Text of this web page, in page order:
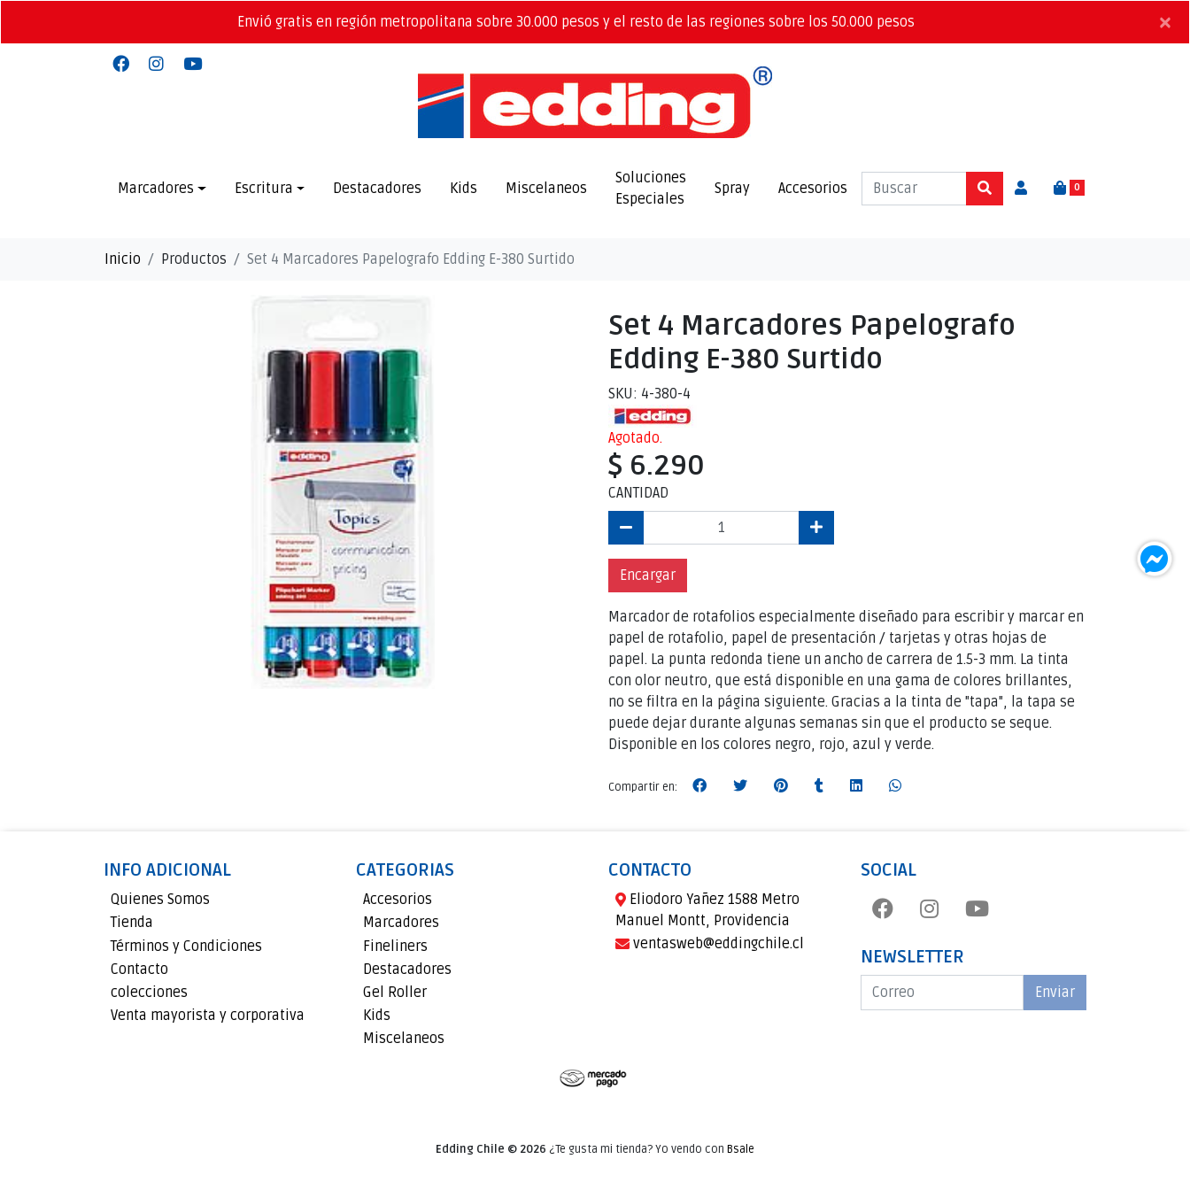
Envió gratis en región metropolitana sobre 30.000 pesos y el resto de las regiones sobre los 50.000 pesos ×
0
Marcadores Escritura Destacadores Kids Miscelaneos
Soluciones
Especiales
Spray Accesorios
Inicio Productos Set 4 Marcadores Papelografo Edding E-380 Surtido
Set 4 Marcadores Papelografo
Edding E-380 Surtido
SKU: 4-380-4
Agotado.
$ 6.290
CANTIDAD
Encargar
Marcador de rotafolios especialmente diseñado para escribir y marcar en
papel de rotafolio, papel de presentación / tarjetas y otras hojas de
papel. La punta redonda tiene un ancho de carrera de 1.5-3 mm. La tinta
con olor neutro, que está disponible en una gama de colores brillantes,
no se filtra en la página siguiente. Gracias a la tinta de "tapa", la tapa se
puede dejar durante algunas semanas sin que el producto se seque.
Disponible en los colores negro, rojo, azul y verde.
Compartir en:
INFO ADICIONAL
Quienes Somos
Tienda
Términos y Condiciones
Contacto
colecciones
Venta mayorista y corporativa
CATEGORIAS
Accesorios
Marcadores
Fineliners
Destacadores
Gel Roller
Kids
Miscelaneos
CONTACTO
Eliodoro Yañez 1588 Metro
Manuel Montt, Providencia
ventasweb@eddingchile.cl
SOCIAL
NEWSLETTER
Enviar
Edding Chile © 2026 ¿Te gusta mi tienda? Yo vendo con Bsale